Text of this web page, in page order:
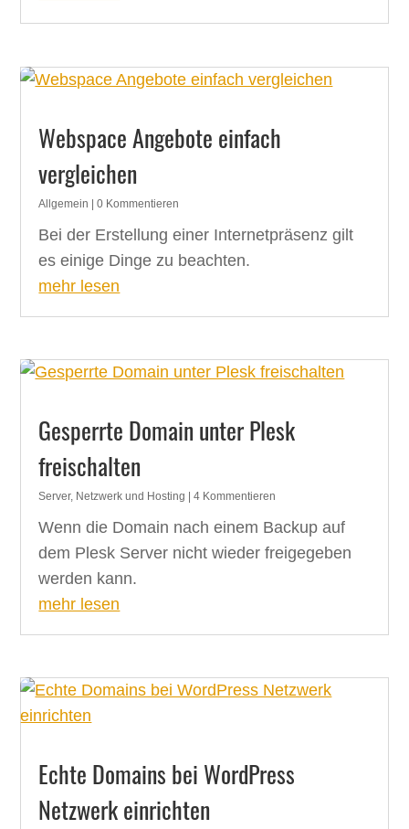
Webspace Angebote einfach
vergleichen
Allgemein | 0 Kommentieren
Bei der Erstellung einer Internetpräsenz gilt
es einige Dinge zu beachten.
mehr lesen
Gesperrte Domain unter Plesk
freischalten
Server, Netzwerk und Hosting | 4 Kommentieren
Wenn die Domain nach einem Backup auf
dem Plesk Server nicht wieder freigegeben
werden kann.
mehr lesen
Echte Domains bei WordPress
Netzwerk einrichten